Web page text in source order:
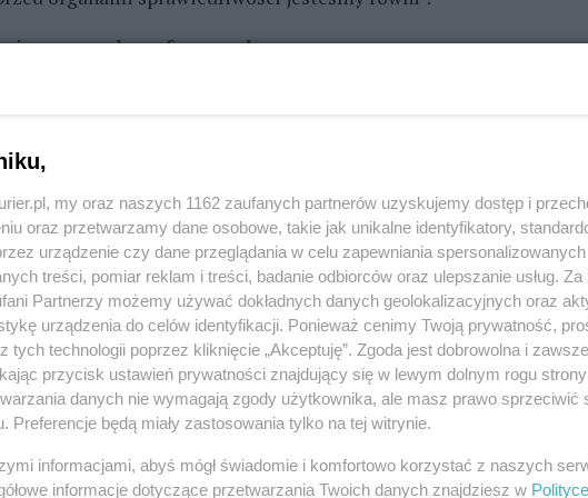
- zaznaczyła szefowa rządu.
niektórzy z polityków partii opozycyjnych to
swoich partykularnych interesów".
nad tym tylko ubolewać - dodała. - Toczy się
transparentne i rzetelne. Życzmy sobie
wyjaśniona, nie powodując niepotrzebnych
w krakowskiej prokuraturze
REKLAMA
my oraz naszych 1162 zaufanych partnerów uzyskujemy dostęp i
oraz przetwarzamy dane osobowe, takie jak unikalne identyfikatory,
urządzenie czy dane przeglądania w celu zapewniania
treści, pomiar reklam i treści, badanie odbiorców oraz ulepszanie usług. Za
Partnerzy możemy używać dokładnych danych geolokalizacyjnych oraz
urządzenia do celów identyfikacji. Ponieważ cenimy Twoją prywatność,
tych technologii poprzez kliknięcie „Akceptuję”. Zgoda jest dobrowolna i
przycisk ustawień prywatności znajdujący się w lewym dolnym rogu strony
danych nie wymagają zgody użytkownika, ale masz prawo sprzeciwić
Preferencje będą miały zastosowania tylko na tej witrynie.
informacjami, abyś mógł świadomie i komfortowo korzystać z naszych
informacje dotyczące przetwarzania Twoich danych znajdziesz w Polityce